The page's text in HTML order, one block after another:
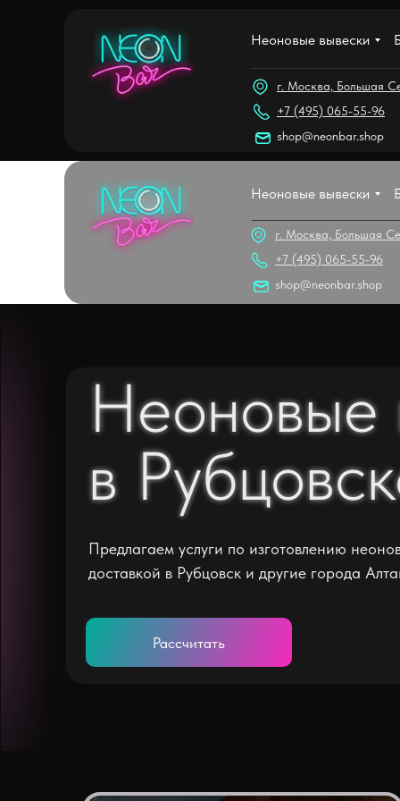
Неоновые вывески
г. Москва, Большая
shop@neonbar.shop
+7 (495) 065-55-96
Неоновые вывески
г. Москва, Большая
shop@neonbar.shop
+7 (495) 065-55-96
Неоновые
в
Предлагаем услуги по изготовлению
доставкой в Рубцовск и другие города
+7 (939)
Рассчитать
Неоновые
в